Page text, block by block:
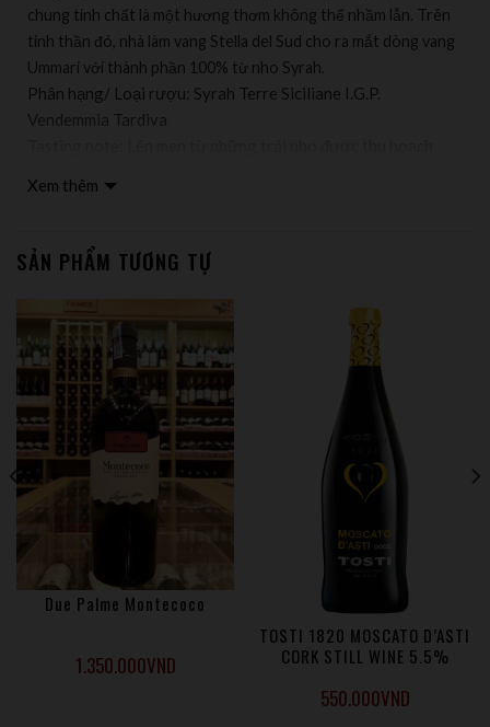
chung tính chất là một hương thơm không thể nhầm lẫn. Trên
tinh thần đó, nhà làm vang Stella del Sud cho ra mắt dòng vang
Ummari với thành phần 100% từ nho Syrah.
Phân hạng/ Loại rượu: Syrah Terre Siciliane I.G.P.
Vendemmia Tardiva
và cấu trúc vang tuyệt hảo. Khi nếm, bạn sẽ cảm nhận ngay
cây màu đỏ cùng sự mạnh mẽ, mượt mà, lan tỏa khắp vòm
miệng. Vang kết hợp tuyệt vời với các loại phô mai.
Thực phẩm kết hợp: Kết hợp tuyệt vời với các loại phô mai
Nhà sản xuất: Stella del Sud
Vùng sản xuất: Sicily
Quy trình làm vang:
• Quá trình lên men: Nho được ủ kèm vỏ trong 30 ngày với
nhiệt độ được kiểm soát. Sau đó được lên men malolactic
giúp làm mềm hương vị, tăng độ phức hợp và ổn định vang
trước khi đóng chai.
Xem thêm
SẢN PHẨM TƯƠNG TỰ
Due Palme Montecoco
1.350.000VND
TOSTI 1820 MOSCATO D’ASTI
CORK STILL WINE 5.5%
550.000VND